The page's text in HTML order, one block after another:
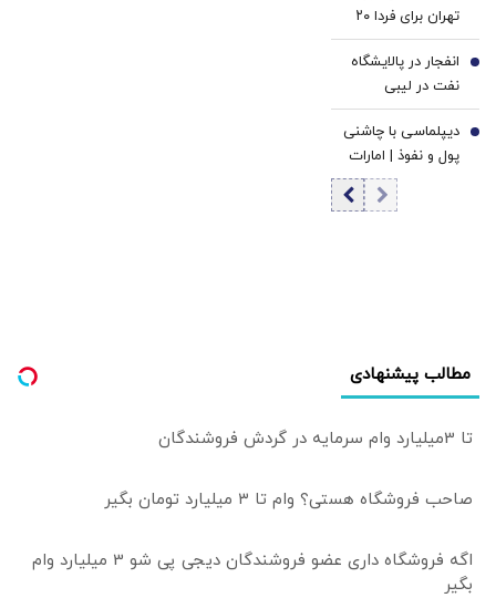
تهران برای فردا ۲۰
مردادماه
انفجار در پالایشگاه
نفت در لیبی
+جزئیات
6
دیپلماسی با چاشنی
پول و نفوذ | امارات
چطور لقب اسپارت
کوچک را گرفت؟ |
7
مطالب پیشنهادی
تا 3میلیارد وام سرمایه در گردش فروشندگان
صاحب فروشگاه هستی؟ وام تا ۳ میلیارد تومان بگیر
اگه فروشگاه داری عضو فروشندگان دیجی پی شو 3 میلیارد وام
بگیر